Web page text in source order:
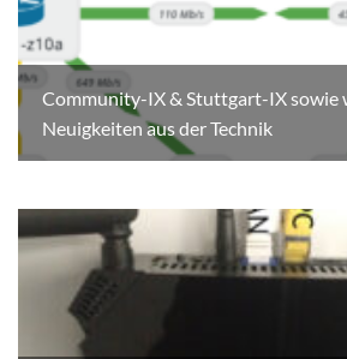
Community-IX & Stuttgart-IX sowie
Neuigkeiten aus der Technik